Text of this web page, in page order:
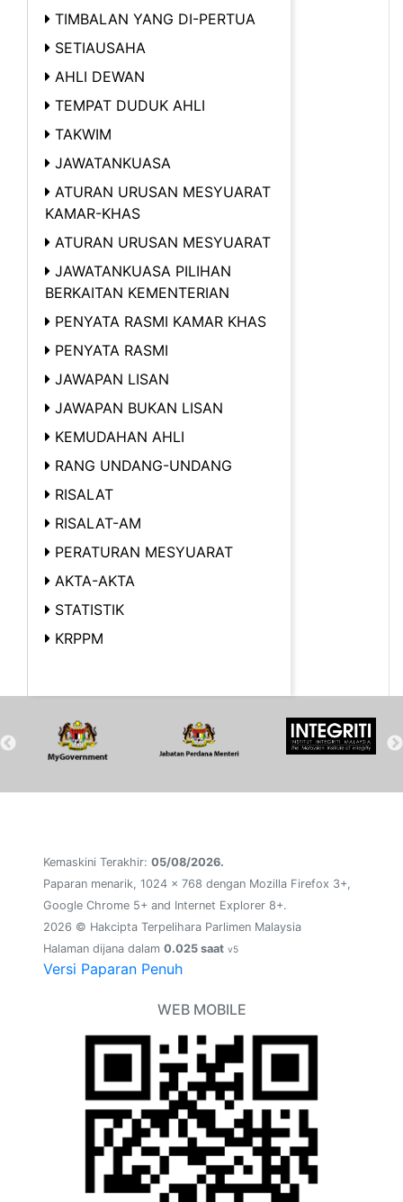
TIMBALAN YANG DI-PERTUA
SETIAUSAHA
AHLI DEWAN
TEMPAT DUDUK AHLI
TAKWIM
JAWATANKUASA
ATURAN URUSAN MESYUARAT
KAMAR-KHAS
ATURAN URUSAN MESYUARAT
JAWATANKUASA PILIHAN
BERKAITAN KEMENTERIAN
PENYATA RASMI KAMAR KHAS
PENYATA RASMI
JAWAPAN LISAN
JAWAPAN BUKAN LISAN
KEMUDAHAN AHLI
RANG UNDANG-UNDANG
RISALAT
RISALAT-AM
PERATURAN MESYUARAT
AKTA-AKTA
STATISTIK
KRPPM
Kemaskini Terakhir: 05/08/2026.
Paparan menarik, 1024 x 768 dengan Mozilla Firefox 3+,
Google Chrome 5+ and Internet Explorer 8+.
2026 © Hakcipta Terpelihara Parlimen Malaysia
Halaman dijana dalam 0.025 saat v5
Versi Paparan Penuh
WEB MOBILE